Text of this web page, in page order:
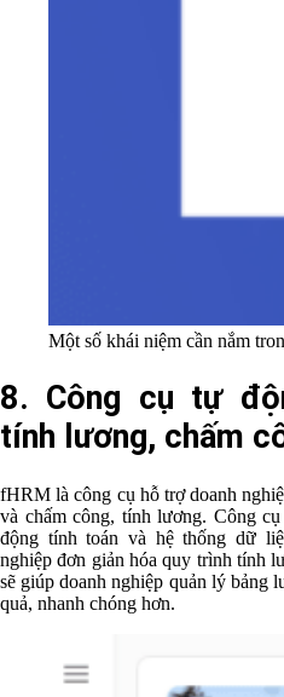
Một số khái niệm cần nắm
8. Công cụ tự
tính lương, chấm
fHRM là công cụ hỗ trợ doanh
và chấm công, tính lương. Công
động tính toán và hệ thống dữ
nghiệp đơn giản hóa quy trình tính
sẽ giúp doanh nghiệp quản lý bảng
quả, nhanh chóng hơn.